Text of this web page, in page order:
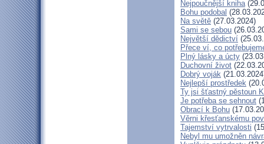
Nejpoučnější kniha
Bohu podobal
Na světě (27.03.2024)
Sami se sebou
Největší dědictví
Přece ví, co
Plný lásky a úcty
Duchovní život
Dobrý voják
Nejlepší prostředek
Ty jsi šťastný pěstoun
Je potřeba se sehnout
Obrací k Bohu
Věrni křesťanskému
Tajemství vytrvalosti
Nebyl mu umožněn